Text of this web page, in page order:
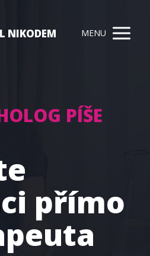
NIKODEM MENU
PÍŠE
přímo